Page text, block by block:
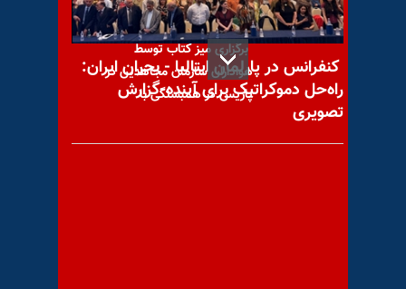
برگزاری میز کتاب توسط
هواداران سازمان مجاهدین در
پاریس در همبستگی با
کنفرانس در پارلمان ایتالیا - بحران ایران:
راه‌حل دموکراتیک برای آینده-گزارش
تصویری